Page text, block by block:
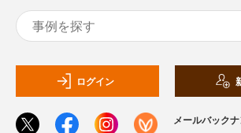
ログイン
メールバック